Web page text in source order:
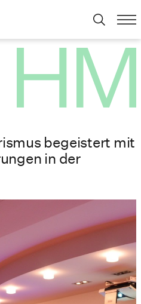
begeistert mit
in der